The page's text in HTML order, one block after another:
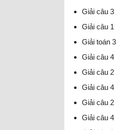
Giải câu 3
Giải câu 1
Giải toán
Giải câu 4
Giải câu
Giải câu 4
Giải câu 2
Giải câu 4